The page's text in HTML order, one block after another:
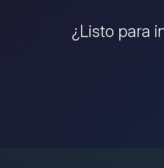
¿Listo para